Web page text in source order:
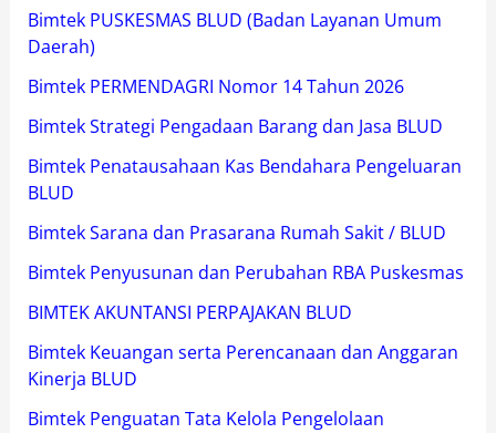
Bimtek PUSKESMAS BLUD (Badan Layanan Umum
Daerah)
Bimtek PERMENDAGRI Nomor 14 Tahun 2026
Bimtek Strategi Pengadaan Barang dan Jasa BLUD
Bimtek Penatausahaan Kas Bendahara Pengeluaran
BLUD
Bimtek Sarana dan Prasarana Rumah Sakit / BLUD
Bimtek Penyusunan dan Perubahan RBA Puskesmas
BIMTEK AKUNTANSI PERPAJAKAN BLUD
Bimtek Keuangan serta Perencanaan dan Anggaran
Kinerja BLUD
Bimtek Penguatan Tata Kelola Pengelolaan